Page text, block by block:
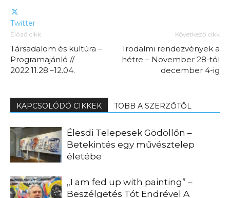
Twitter
Előző cikk
Társadalom és kultúra –
Programajánló //
2022.11.28.–12.04.
Következő cikk
Irodalmi rendezvények a
hétre – November 28-tól
december 4-ig
KAPCSOLÓDÓ CIKKEK TÖBB A SZERZŐTŐL
Élesdi Telepesek Gödöllőn –
Betekintés egy művésztelep
életébe
„I am fed up with painting” –
Beszélgetés Tót Endrével A